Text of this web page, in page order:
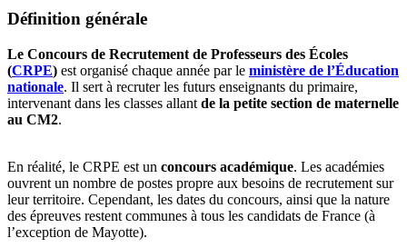
Définition générale
Le Concours de Recrutement de Professeurs des Écoles
(CRPE) est organisé chaque année par le ministère de l’Éducation
nationale. Il sert à recruter les futurs enseignants du primaire,
intervenant dans les classes allant de la petite section de maternelle
au CM2.
En réalité, le CRPE est un concours académique. Les académies
ouvrent un nombre de postes propre aux besoins de recrutement sur
leur territoire. Cependant, les dates du concours, ainsi que la nature
des épreuves restent communes à tous les candidats de France (à
l’exception de Mayotte).